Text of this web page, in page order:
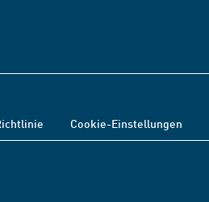
Cookie-Einstellungen